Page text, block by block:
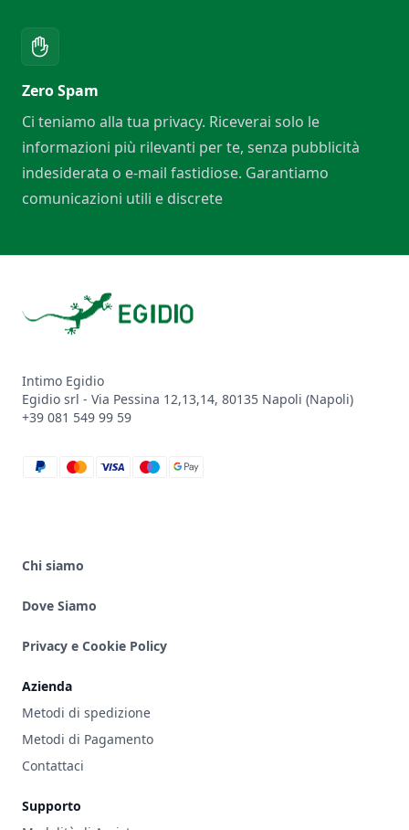
Zero Spam
Ci teniamo alla tua privacy. Riceverai solo le
informazioni più rilevanti per te, senza pubblicità
indesiderata o e-mail fastidiose. Garantiamo
comunicazioni utili e discrete
Intimo Egidio
Egidio srl - Via Pessina 12,13,14, 80135 Napoli (Napoli)
+39 081 549 99 59
paypal
mastercard
visa
maestro
google_pay
Chi siamo
Dove Siamo
Privacy e Cookie Policy
Azienda
Metodi di spedizione
Metodi di Pagamento
Contattaci
Supporto